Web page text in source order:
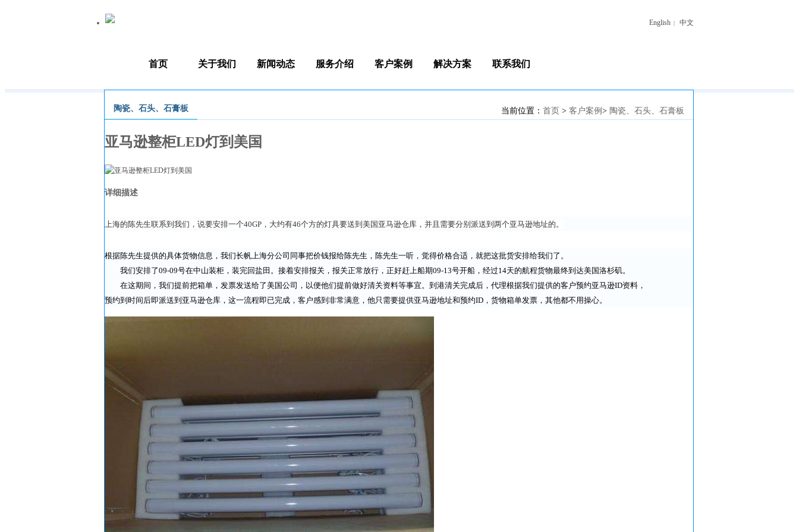
English | 中文
首页 关于我们 新闻动态 服务介绍 客户案例 解决方案 联系我们
当前位置： 首页 > 客户案例> 陶瓷、石头、石膏板
陶瓷、石头、石膏板
亚马逊整柜LED灯到美国
详细描述
上海的陈先生联系到我们，说要安排一个40GP，大约有46个方的灯具要送到美国亚马逊仓库，并且需要分别派送到两个亚马逊地址的。
根据陈先生提供的具体货物信息，我们长帆上海分公司同事把价钱报给陈先生，陈先生一听，觉得价格合适，就把这批货安排给我们了。
我们安排了09-09号在中山装柜，装完回盐田。接着安排报关，报关正常放行，正好赶上船期09-13号开船，经过14天的航程货物最终到达美国洛杉矶。
在这期间，我们提前把箱单，发票发送给了美国公司，以便他们提前做好清关资料等事宜。到港清关完成后，代理根据我们提供的客户预约亚马逊ID资料，
预约到时间后即派送到亚马逊仓库，这一流程即已完成，客户感到非常满意，他只需要提供亚马逊地址和预约ID，货物箱单发票，其他都不用操心。